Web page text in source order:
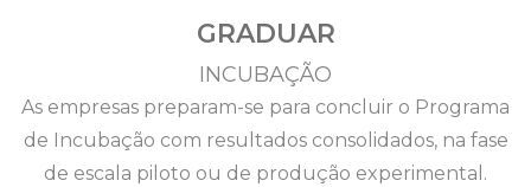
GRADUAR
INCUBAÇÃO
As empresas preparam-se para concluir o Programa
de Incubação com resultados consolidados, na fase
de escala piloto ou de produção experimental.